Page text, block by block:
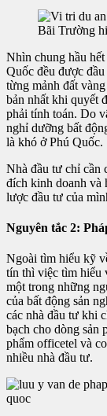
Bãi Trường
Nhìn chung hầu
Quốc đều được
từng mảnh đất
bản nhất khi quyết
phải tính toán. Do
nghỉ dưỡng bất
là khó ở Phú Quốc.
Nhà đầu tư chỉ cần
đích kinh doanh và
lược đầu tư của
Nguyên tắc 2:
Ngoài tìm hiểu kỹ
tín thì việc tìm hiểu
một trong những
của bất động sản
các nhà đầu tư khi
bạch cho dòng sản
phẩm officetel và
nhiều nhà đầu tư.